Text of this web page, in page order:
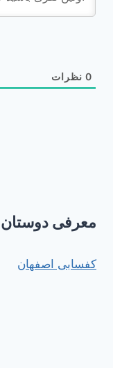
0 نظرات
معرفی دوستان
کفسابی اصفهان